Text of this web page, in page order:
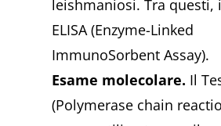
leishmaniosi. Tra questi,
ELISA (Enzyme-Linked
ImmunoSorbent Assay).
Esame molecolare. Il
(Polymerase chain